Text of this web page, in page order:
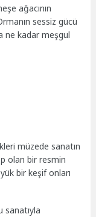
ağacının
sessiz gücü
ne kadar meşgul
müzede sanatın
olan bir resmin
bir keşif onları
sanatıyla